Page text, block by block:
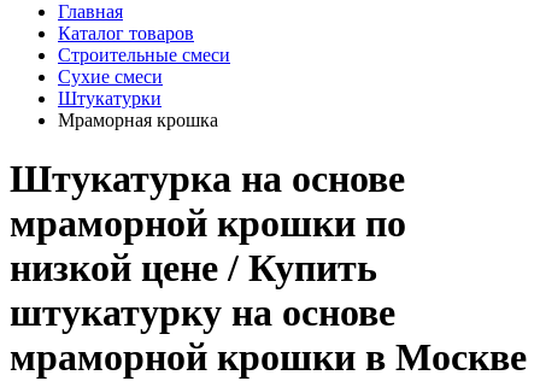
Главная
Каталог товаров
Строительные смеси
Сухие смеси
Штукатурки
Мраморная крошка
Штукатурка на основе
мраморной крошки по
низкой цене / Купить
штукатурку на основе
мраморной крошки в Москве